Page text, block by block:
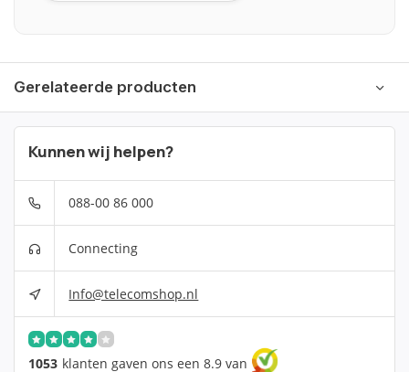
Gerelateerde producten
Kunnen wij helpen?
088-00 86 000
Connecting
Info@telecomshop.nl
1053 klanten gaven ons een 8.9 van